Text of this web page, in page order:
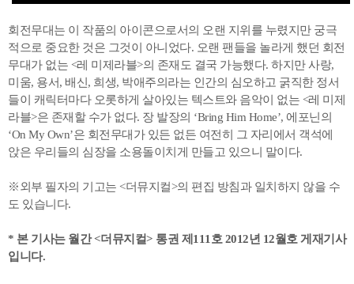
회전무대는 이 작품의 아이콘으로서의 오랜 지위를 누렸지만 궁극
적으로 중요한 것은 그것이 아니었다. 오랜 팬들을 놀라게 했던 회전
무대가 없는 <레 미제라블>의 존재도 결국 가능했다. 하지만 사랑,
미움, 용서, 배신, 희생, 박애주의라는 인간의 심오하고 굵직한 정서
들이 캐릭터마다 오롯하게 살아있는 텍스트와 음악이 없는 <레 미제
라블>은 존재할 수가 없다. 장 발장의 ‘Bring Him Home’, 에포닌의
‘On My Own’은 회전무대가 있든 없든 여전히 그 자리에서 객석에
앉은 우리들의 심장을 소용돌이치게 만들고 있으니 말이다.
※외부 필자의 기고는 <더뮤지컬>의 편집 방침과 일치하지 않을 수
도 있습니다.
* 본 기사는 월간 <더뮤지컬> 통권 제111호 2012년 12월호 게재기사
입니다.